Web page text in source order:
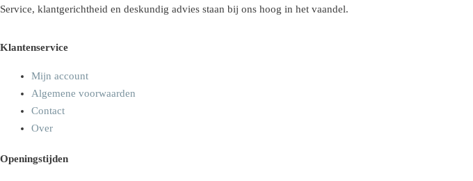
Service, klantgerichtheid en deskundig advies staan bij ons hoog in het vaandel.
Klantenservice
Mijn account
Algemene voorwaarden
Contact
Over
Openingstijden